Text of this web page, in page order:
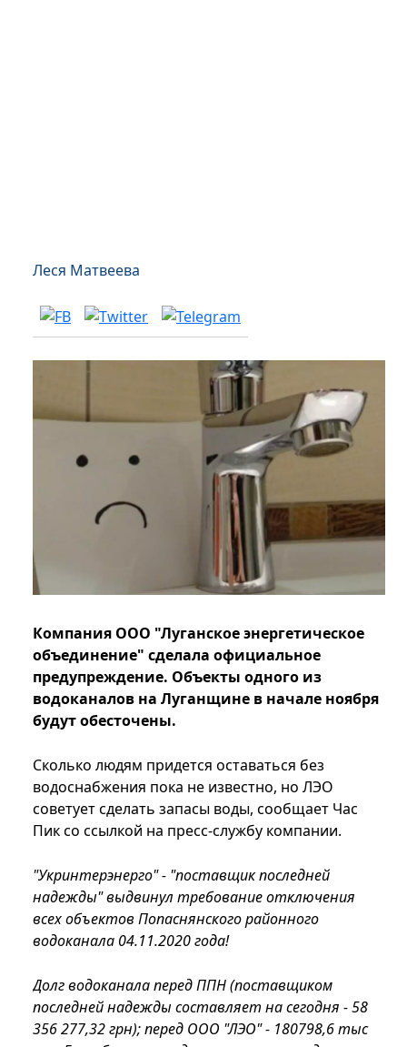
Леся Матвеева
Компания ООО "Луганское энергетическое
объединение" сделала официальное
предупреждение. Объекты одного из
водоканалов на Луганщине в начале ноября
будут обесточены.
Сколько людям придется оставаться без
водоснабжения пока не известно, но ЛЭО
советует сделать запасы воды, сообщает Час
Пик со ссылкой на пресс-службу компании.
"Укринтерэнерго" - "поставщик последней
надежды" выдвинул требование отключения
всех объектов Попаснянского районного
водоканала 04.11.2020 года!
Долг водоканала перед ППН (поставщиком
последней надежды составляет на сегодня - 58
356 277,32 грн); перед ООО "ЛЭО" - 180798,6 тыс